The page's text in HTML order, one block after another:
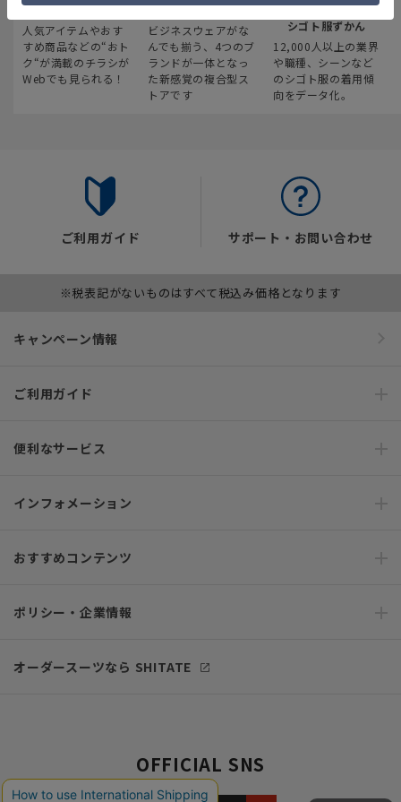
最新のお買い得情報
人気アイテムやおす
すめ商品などの“おト
ク“が満載のチラシが
Webでも見られる！
スーツスクエア
ビジネスウェアがな
んでも揃う、4つのブ
ランドが一体となっ
た新感覚の複合型ス
トアです
みんなの
シゴト服ずかん
12,000人以上の業界
や職種、シーンなど
のシゴト服の着用傾
向をデータ化。
ご利用ガイド サポート・お問い合わせ
※税表記がないものはすべて税込み価格となります
キャンペーン情報
ご利用ガイド
便利なサービス
インフォメーション
おすすめコンテンツ
ポリシー・企業情報
オーダースーツなら SHITATE
OFFICIAL SNS